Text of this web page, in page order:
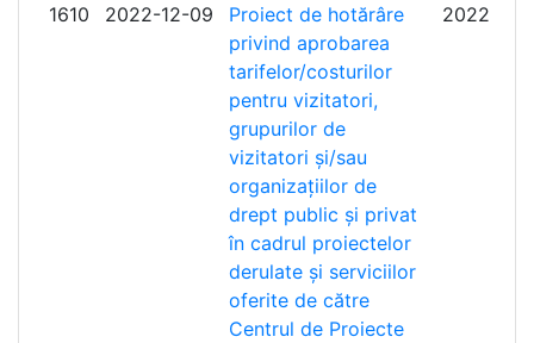
1610 2022-12-09
Proiect de hotărâre
privind aprobarea
tarifelor/costurilor
pentru vizitatori,
grupurilor de
vizitatori și/sau
organizațiilor de
drept public și privat
în cadrul proiectelor
derulate și serviciilor
oferite de către
Centrul de Proiecte
2022-12-